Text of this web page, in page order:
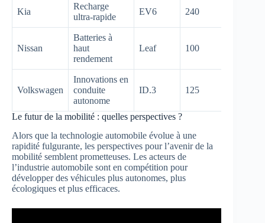
Kia
Recharge
ultra-rapide
EV6 240
Nissan
Batteries à
haut
rendement
Leaf 100
Volkswagen
Innovations en
conduite
autonome
ID.3 125
Le futur de la mobilité : quelles perspectives ?
Alors que la technologie automobile évolue à une
rapidité fulgurante, les perspectives pour l’avenir de la
mobilité semblent prometteuses. Les acteurs de
l’industrie automobile sont en compétition pour
développer des véhicules plus autonomes, plus
écologiques et plus efficaces.